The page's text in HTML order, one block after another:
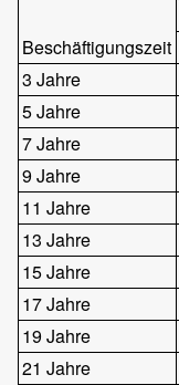
Beschäftigungszeit
3 Jahre
5 Jahre
7 Jahre
9 Jahre
11 Jahre
13 Jahre
15 Jahre
17 Jahre
19 Jahre
21 Jahre